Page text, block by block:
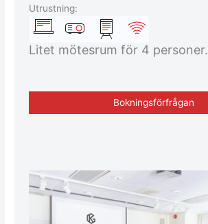
Utrustning:
Litet mötesrum för 4 personer.
Bokningsförfrågan